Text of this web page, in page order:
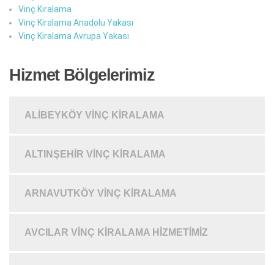
Vinç Kiralama
Vinç Kiralama Anadolu Yakası
Vinç Kiralama Avrupa Yakası
Hizmet Bölgelerimiz
ALIBEYKÖY VINÇ KIRALAMA
ALTINŞEHIR VINÇ KIRALAMA
ARNAVUTKÖY VINÇ KIRALAMA
AVCILAR VINÇ KIRALAMA HIZMETIMIZ